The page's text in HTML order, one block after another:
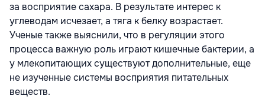
за восприятие сахара. В результате интерес к
углеводам исчезает, а тяга к белку возрастает.
Ученые также выяснили, что в регуляции этого
процесса важную роль играют кишечные бактерии, а
у млекопитающих существуют дополнительные, еще
не изученные системы восприятия питательных
веществ.